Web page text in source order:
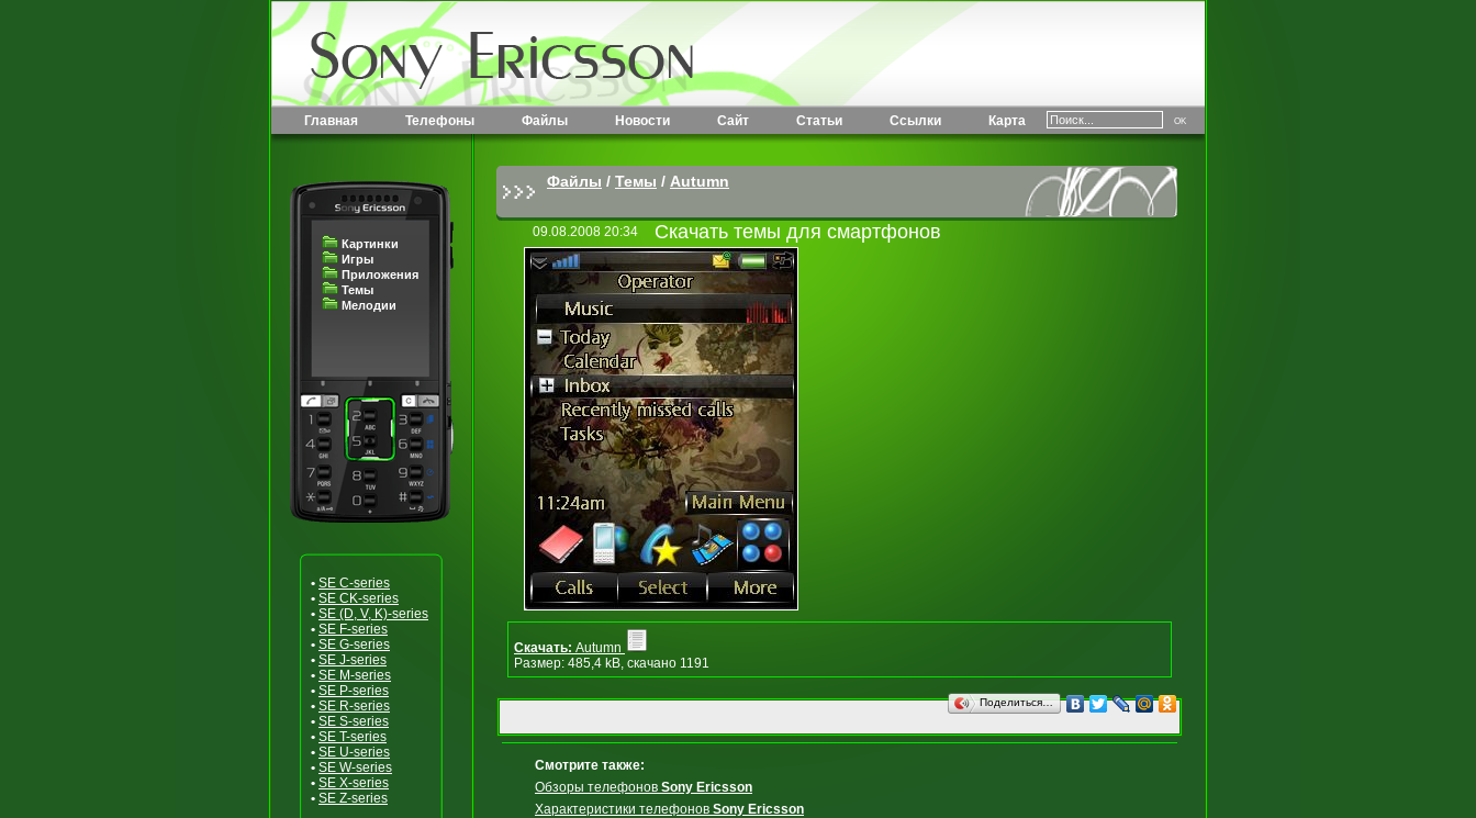
Главная Телефоны Файлы Новости Сайт Статьи Ссылки Карта
Картинки
Игры
Приложения
Темы
Мелодии
• SE C-series
• SE CK-series
• SE (D, V, K)-series
• SE F-series
• SE G-series
• SE J-series
• SE M-series
• SE P-series
• SE R-series
• SE S-series
• SE T-series
• SE U-series
• SE W-series
• SE X-series
• SE Z-series
Файлы / Темы / Autumn
09.08.2008 20:34 Скачать темы для смартфонов
Скачать: Autumn
Размер: 485,4 kB, скачано 1191
Поделиться…
Смотрите также:
Обзоры телефонов Sony Ericsson
Характеристики телефонов Sony Ericsson